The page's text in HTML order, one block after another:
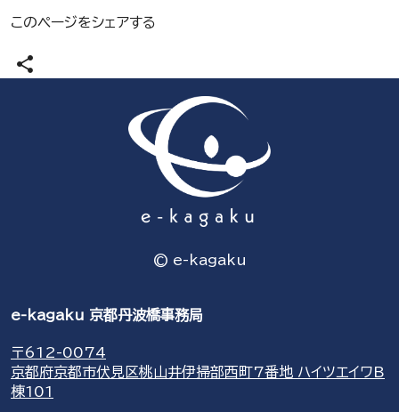
このページをシェアする
share
© e-kagaku
e-kagaku 京都丹波橋事務局
〒612-0074
京都府京都市伏見区桃山井伊掃部西町7番地 ハイツエイワB
棟101